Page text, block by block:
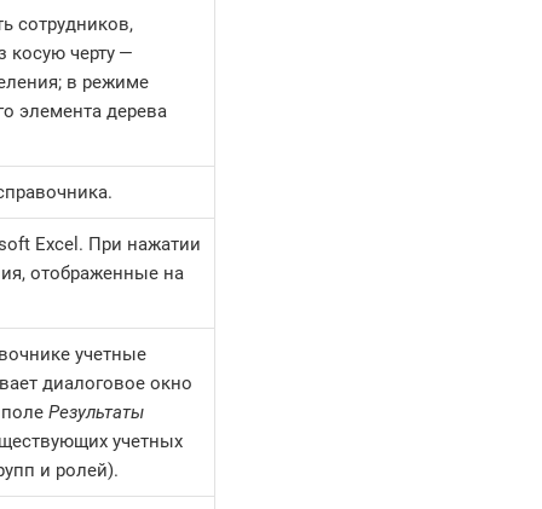
сотрудников,
косую черту —
в режиме
элемента дерева
Excel. При нажатии
отображенные на
учетные
диалоговое окно
Результаты
учетных
и ролей).